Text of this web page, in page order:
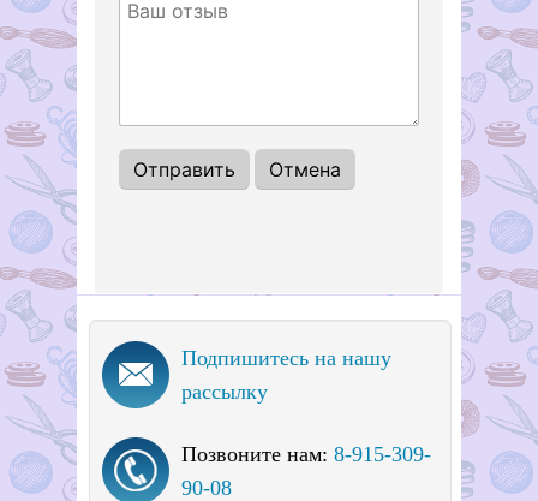
Подпишитесь на нашу
рассылку
Позвоните нам: 8-915-309-
90-08